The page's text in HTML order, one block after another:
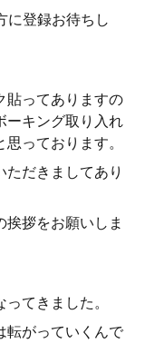
に登録お待ちし
貼ってありますの
ーキング取り入れ
っております。
だきましてあり
拶をお願いしま
てきました。
転がっていくんで